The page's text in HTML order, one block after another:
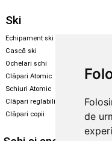
de
Ski
Echipament ski
Cască ski
Ochelari schi
Clăpari Atomic
Schiuri Atomic
Clăpari reglabili
Clăpari copii